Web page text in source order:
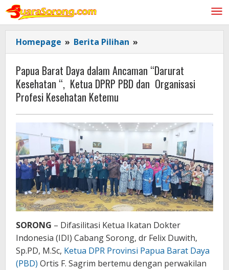
Lewati
konten
Homepage » Berita Pilihan »
Barat
Daya
dalam
Ancaman
Kesehatan
DPRP
PBD
dan
Organisasi
Profesi
Kesehatan
Ketemu
Papua Barat Daya dalam Ancaman “Darurat
Kesehatan “, Ketua DPRP PBD dan Organisasi
Profesi Kesehatan Ketemu
SORONG – Difasilitasi Ketua Ikatan Dokter
Indonesia (IDI) Cabang Sorong, dr Felix Duwith,
Sp.PD, M.Sc, Ketua DPR Provinsi Papua Barat Daya
(PBD) Ortis F. Sagrim bertemu dengan perwakilan